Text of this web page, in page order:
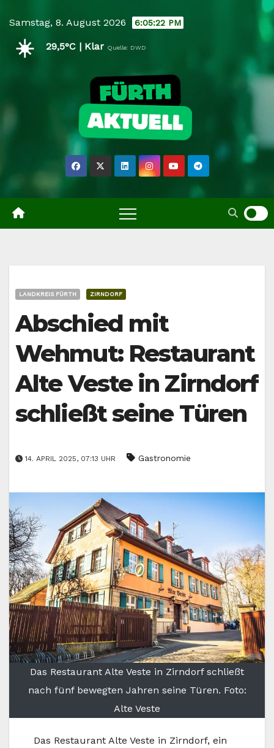
content
Samstag, 8. August 2026 6:05:23 PM
☀️ 29,5°C | Klar Quelle: DWD
LANDKREIS FÜRTH ZIRNDORF
Abschied mit
Wehmut: Restaurant
Alte Veste in Zirndorf
schließt seine Türen
14. APRIL 2025, 07:13 UHR Gastronomie
Das Restaurant Alte Veste in Zirndorf schließt
nach fünf bewegten Jahren seine Türen. Foto:
Alte Veste
Das Restaurant Alte Veste in Zirndorf, ein